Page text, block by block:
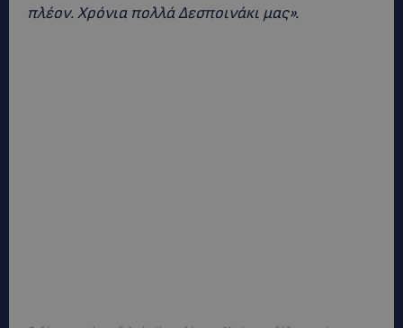
πλέον. Χρόνια πολλά Δεσποινάκι μας».